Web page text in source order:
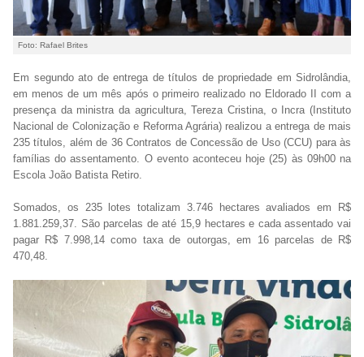
Foto: Rafael Brites
Em segundo ato de entrega de títulos de propriedade em Sidrolândia,
em menos de um mês após o primeiro realizado no Eldorado II com a
presença da ministra da agricultura, Tereza Cristina, o Incra (Instituto
Nacional de Colonização e Reforma Agrária) realizou a entrega de mais
235 títulos, além de 36 Contratos de Concessão de Uso (CCU) para às
famílias do assentamento. O evento aconteceu hoje (25) às 09h00 na
Escola João Batista Retiro.
Somados, os 235 lotes totalizam 3.746 hectares avaliados em R$
1.881.259,37. São parcelas de até 15,9 hectares e cada assentado vai
pagar R$ 7.998,14 como taxa de outorgas, em 16 parcelas de R$
470,48.